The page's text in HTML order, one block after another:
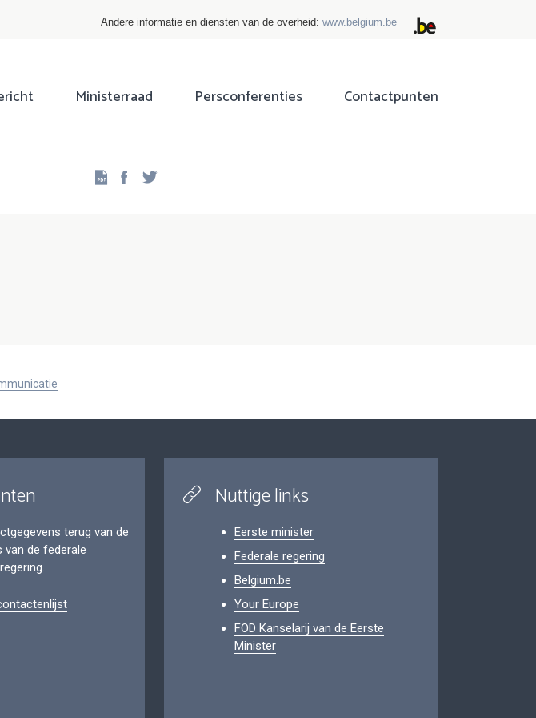
Andere informatie en diensten van de overheid: www.belgium.be
Ministerraad Persconferenties Contactpunten
Facebook
terug van de
de federale
Nuttige links
Eerste minister
Federale regering
Belgium.be
Your Europe
FOD Kanselarij van de Eerste
Minister